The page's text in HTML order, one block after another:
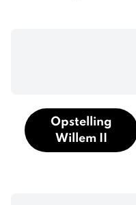
Opstelling
Willem II